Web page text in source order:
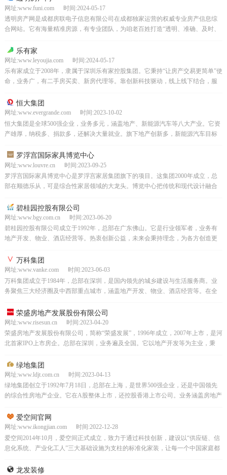
网址:www.funi.com 时间:2024-05-17
透明房产网是成都房联电子信息有限公司在成都独家运营的权威专业房产信息综
合网站。它有海量精准房源，有专业团队，为咱老百姓打造“透明、准确、及时、
乐有家
网址:www.leyoujia.com 时间:2024-05-17
乐有家成立于2008年，隶属于深圳乐有家控股集团。它秉持“让房产交易更简单”使
命，业务广，有二手房买卖、新房代理等。靠创新科技驱动，线上线下结合，服
恒大集团
网址:www.evergrande.com 时间:2023-10-02
恒大集团是全球500强企业，业务多元，涵盖地产、新能源汽车等八大产业。它资
产雄厚，纳税多、捐款多，还解决大量就业。旗下地产创新多，新能源汽车目标
罗浮宫国际家具博览中心
网址:www.louvre.cn 时间:2023-09-25
罗浮宫国际家具博览中心是罗浮宫家居集团旗下的项目。这集团2000年成立，总
部在顺德乐从，可是综合性家居领域的大龙头。博览中心把传统和现代设计融合
碧桂园控股有限公司
网址:www.bgy.com.cn 时间:2023-06-20
碧桂园控股有限公司成立于1992年，总部在广东佛山。它是行业领军者，业务有
地产开发、物业、酒店经营等。热衷创新公益，未来会秉持理念，为各方创造更
万科集团
网址:www.vanke.com 时间:2023-06-03
万科集团成立于1984年，总部在深圳，是国内领先的城乡建设与生活服务商。业
务聚焦三大经济圈及中西部重点城市，涵盖地产开发、物业、酒店经营等。在全
荣盛房地产发展股份有限公司
网址:www.risesun.cn 时间:2023-04-20
荣盛房地产发展股份有限公司，简称“荣盛发展”，1996年成立，2007年上市，是河
北首家IPO上市房企。总部在深圳，业务遍及全国。它以地产开发等为主业，秉
绿地集团
网址:www.ldjt.com.cn 时间:2023-04-13
绿地集团创立于1992年7月18日，总部在上海，是世界500强企业，还是中国领先
的综合性房地产企业。它在A股整体上市，还控股香港上市公司。业务涵盖房地产
爱空间官网
网址:www.ikongjian.com 时间:2022-12-28
爱空间2014年10月，爱空间正式成立，致力于通过科技创新，建设以“供应链、信
息化系统、产业化工人”三大基础设施为支柱的标准化家装，让每一个中国家庭都
龙发装修